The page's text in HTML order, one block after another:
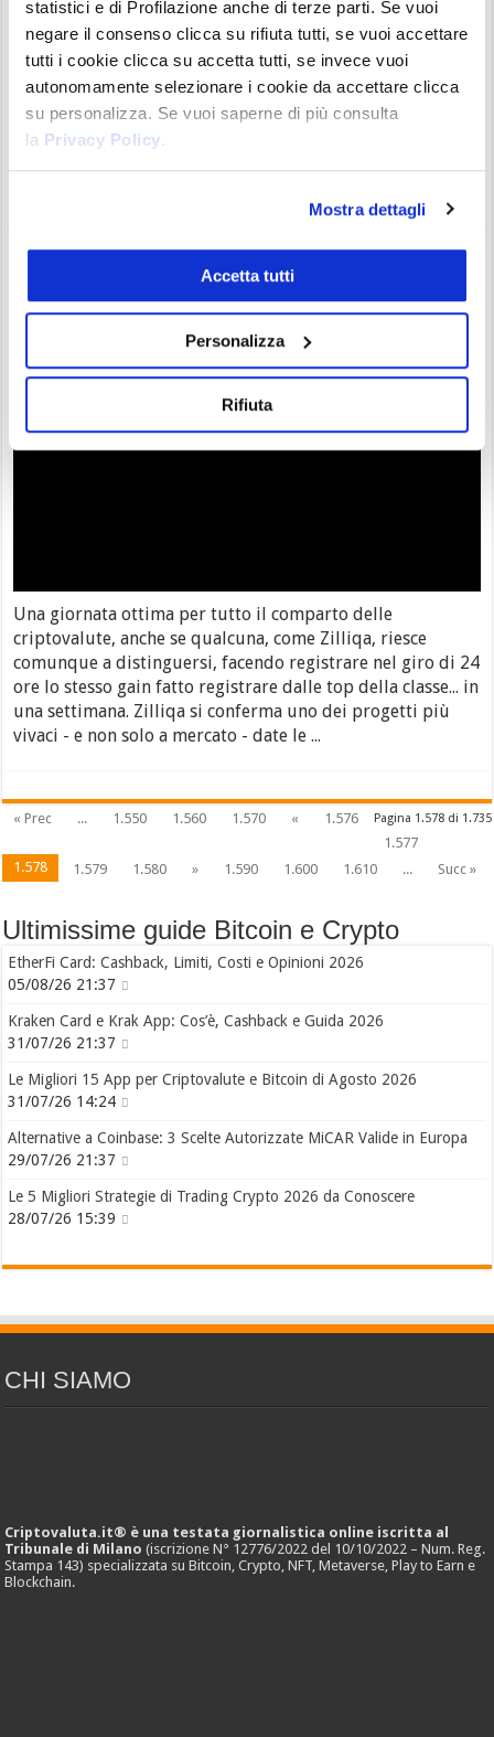
statistici e di Profilazione anche di terze parti. Se vuoi
negare il consenso clicca su rifiuta tutti, se vuoi accettare
tutti i cookie clicca su accetta tutti, se invece vuoi
autonomamente selezionare i cookie da accettare clicca
su personalizza. Se vuoi saperne di più consulta
la Privacy Policy.
Mostra dettagli
Accetta tutti
Personalizza
Rifiuta
Anche VeChain VET torna a far parlare di sé, in virtù di
una bull run sulle 24 ore che supera anche quelle, pur
importanti, di Bitcoin e di Ethereum. Un ritorno di
fiamma, con il token che torna stabilmente sopra gli 0,08$.
Un rimbalzo dovuto, dopo le ultime sofferenze del
progetto, sofferenze che sembrerebbero essere ormai alle
chi vuole investire ora
Una giornata ottima per tutto il comparto delle
criptovalute, anche se qualcuna, come Zilliqa, riesce
comunque a distinguersi, facendo registrare nel giro di 24
ore lo stesso gain fatto registrare dalle top della classe... in
una settimana. Zilliqa si conferma uno dei progetti più
vivaci - e non solo a mercato - date le ...
Pagina 1.578 di 1.735
« Prec ... 1.550 1.560 1.570 «
1.576
1.577
1.578
1.579 1.580 » 1.590 1.600 1.610 ... Succ »
Ultimissime guide Bitcoin e Crypto
EtherFi Card: Cashback, Limiti, Costi e Opinioni 2026
05/08/26 21:37
Kraken Card e Krak App: Cos’è, Cashback e Guida 2026
31/07/26 21:37
Le Migliori 15 App per Criptovalute e Bitcoin di Agosto 2026
31/07/26 14:24
Alternative a Coinbase: 3 Scelte Autorizzate MiCAR Valide in Europa
29/07/26 21:37
Le 5 Migliori Strategie di Trading Crypto 2026 da Conoscere
28/07/26 15:39
CHI SIAMO
Criptovaluta.it® è una testata giornalistica online iscritta al
Tribunale di Milano (iscrizione N° 12776/2022 del 10/10/2022 – Num. Reg.
Stampa 143) specializzata su Bitcoin, Crypto, NFT, Metaverse, Play to Earn e
Blockchain.